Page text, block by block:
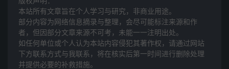
本站所有文章旨在个人学习与研究，非商业用途。
部分内容为网络信息摘录与整理，会尽可能标注来源和作
者，但因部分文章来源不可考，未能一一注明出处。
如任何单位或个人认为本站内容侵犯其著作权，请通过网站
下方联系方式与我联系​​，将在核实后第一时间进行删除处理
并提供必要的补救措施。